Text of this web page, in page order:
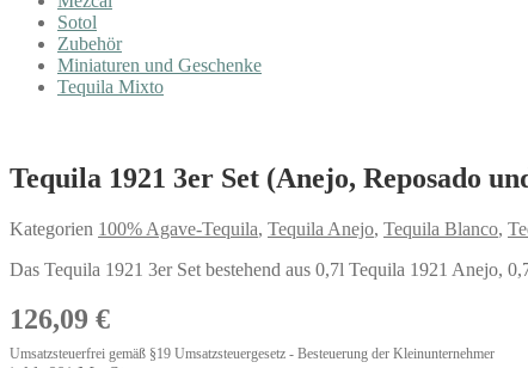
Sotol
Zubehör
Miniaturen und Geschenke
Tequila Mixto
Tequila 1921 3er Set (Anejo, Reposado
Kategorien 100% Agave-Tequila, Tequila Anejo, Tequila Blanco,
Das Tequila 1921 3er Set bestehend aus 0,7l Tequila 1921 Anejo,
126,09 €
Umsatzsteuerfrei gemäß §19 Umsatzsteuergesetz - Besteuerung der Kleinunternehmer